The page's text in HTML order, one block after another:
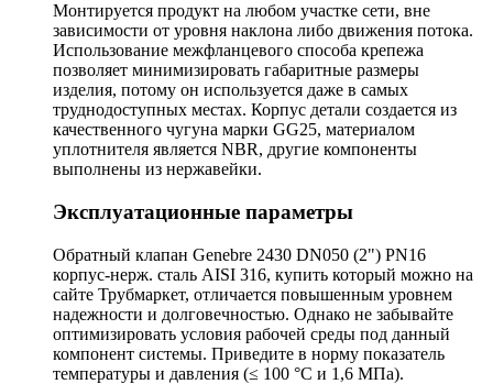
Монтируется продукт на любом участке сети, вне
зависимости от уровня наклона либо движения потока.
Использование межфланцевого способа крепежа
позволяет минимизировать габаритные размеры
изделия, потому он используется даже в самых
труднодоступных местах. Корпус детали создается из
качественного чугуна марки GG25, материалом
уплотнителя является NBR, другие компоненты
выполнены из нержавейки.
Эксплуатационные параметры
Обратный клапан Genebre 2430 DN050 (2") PN16
корпус-нерж. сталь AISI 316, купить который можно на
сайте Трубмаркет, отличается повышенным уровнем
надежности и долговечностью. Однако не забывайте
оптимизировать условия рабочей среды под данный
компонент системы. Приведите в норму показатель
температуры и давления (≤ 100 °С и 1,6 МПа).